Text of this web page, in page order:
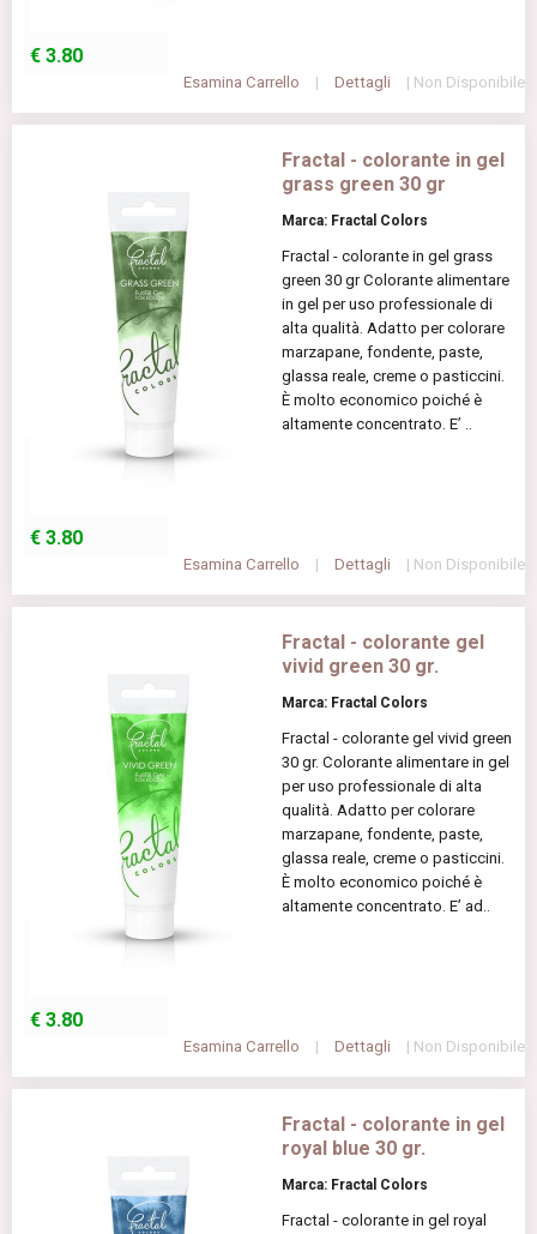
€ 3.80
Esamina Carrello | Dettagli | Non Disponibile
Fractal - colorante in gel
grass green 30 gr
Marca: Fractal Colors
Fractal - colorante in gel grass
green 30 gr Colorante alimentare
in gel per uso professionale di
alta qualità. Adatto per colorare
marzapane, fondente, paste,
glassa reale, creme o pasticcini.
È molto economico poiché è
altamente concentrato. E’ ..
€ 3.80
Esamina Carrello | Dettagli | Non Disponibile
Fractal - colorante gel
vivid green 30 gr.
Marca: Fractal Colors
Fractal - colorante gel vivid green
30 gr. Colorante alimentare in gel
per uso professionale di alta
qualità. Adatto per colorare
marzapane, fondente, paste,
glassa reale, creme o pasticcini.
È molto economico poiché è
altamente concentrato. E’ ad..
€ 3.80
Esamina Carrello | Dettagli | Non Disponibile
Fractal - colorante in gel
royal blue 30 gr.
Marca: Fractal Colors
Fractal - colorante in gel royal